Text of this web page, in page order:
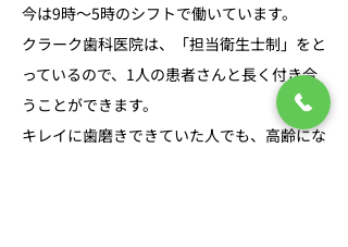
今は9時〜5時のシフトで働いています。
クラーク歯科医院は、「担当衛生士制」をと
っているので、1人の患者さんと長く付き合
うことができます。
キレイに歯磨きできていた人でも、高齢にな